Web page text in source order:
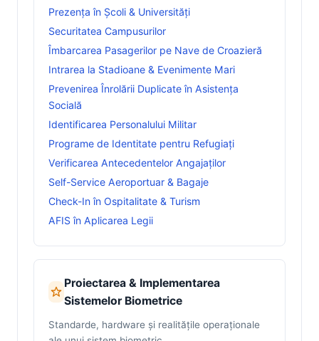
Prezența în Școli & Universități
Securitatea Campusurilor
Îmbarcarea Pasagerilor pe Nave de Croazieră
Intrarea la Stadioane & Evenimente Mari
Prevenirea Înrolării Duplicate în Asistența
Socială
Identificarea Personalului Militar
Programe de Identitate pentru Refugiați
Verificarea Antecedentelor Angajaților
Self-Service Aeroportuar & Bagaje
Check-In în Ospitalitate & Turism
AFIS în Aplicarea Legii
Proiectarea & Implementarea
Sistemelor Biometrice
Standarde, hardware și realitățile operaționale